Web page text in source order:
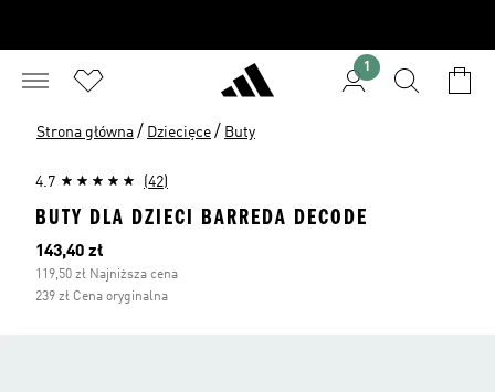
1
Strona główna / Dziecięce / Buty
4.7 (42)
BUTY DLA DZIECI BARREDA DECODE
Bieżąca cena
143,40 zł
119,50 zł Najniższa cena
239 zł Cena oryginalna